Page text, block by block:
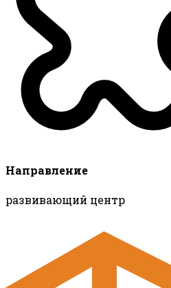
Направление
развивающий центр